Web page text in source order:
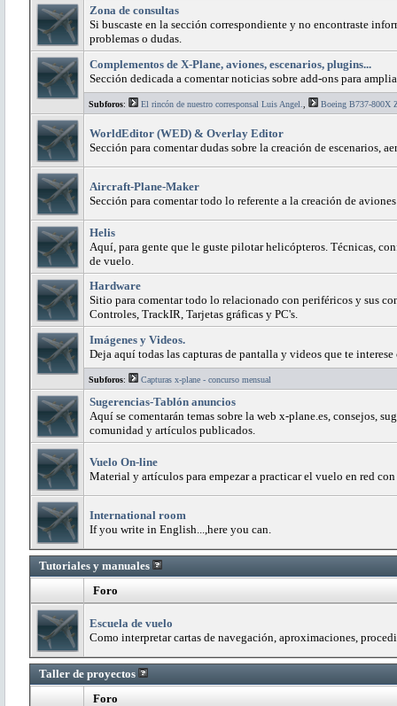
Zona de consultas
Si buscaste en la sección correspondiente y no encontraste
problemas o dudas.
Complementos de X-Plane, aviones, escenarios, plugins...
Sección dedicada a comentar noticias sobre add-ons para
Subforos: El rincón de nuestro corresponsal Luis Angel. Boeing B737-800X
WorldEditor (WED) & Overlay Editor
Sección para comentar dudas sobre la creación de escenarios,
Aircraft-Plane-Maker
Sección para comentar todo lo referente a la creación de
Helis
Aquí, para gente que le guste pilotar helicópteros. Técnicas,
de vuelo.
Hardware
Sitio para comentar todo lo relacionado con periféricos y sus
Controles, TrackIR, Tarjetas gráficas y PC's.
Imágenes y Videos.
Deja aquí todas las capturas de pantalla y videos que te interese
Subforos: Capturas x-plane - concurso mensual
Sugerencias-Tablón anuncios
Aquí se comentarán temas sobre la web x-plane.es, consejos,
comunidad y artículos publicados.
Vuelo On-line
Material y artículos para empezar a practicar el vuelo en red
International room
If you write in English...,here you can.
Tutoriales y manuales
Foro
Escuela de vuelo
Como interpretar cartas de navegación, aproximaciones,
Taller de proyectos
Foro